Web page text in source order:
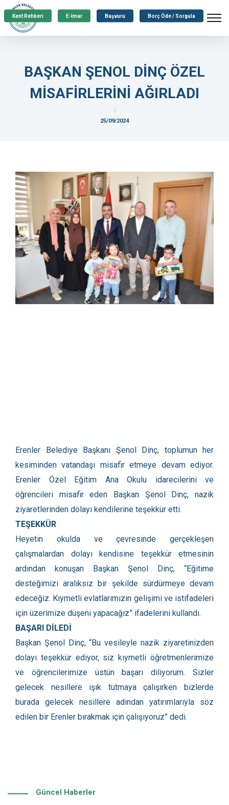
Kent Rehberi E-İmar Başvuru Borç Öde / Sorgula
BAŞKAN ŞENOL DİNÇ ÖZEL
MİSAFİRLERİNİ AĞIRLADI
25/09/2024
Erenler Belediye Başkanı Şenol Dinç, toplumun her
kesiminden vatandaşı misafir etmeye devam ediyor.
Erenler Özel Eğitim Ana Okulu idarecilerini ve
öğrencileri misafir eden Başkan Şenol Dinç, nazik
ziyaretlerinden dolayı kendilerine teşekkür etti.
TEŞEKKÜR
Heyetin okulda ve çevresinde gerçekleşen
çalışmalardan dolayı kendisine teşekkür etmesinin
ardından konuşan Başkan Şenol Dinç, “Eğitime
desteğimizi aralıksız bir şekilde sürdürmeye devam
edeceğiz. Kıymetli evlatlarımızın gelişimi ve istifadeleri
için üzerimize düşeni yapacağız” ifadelerini kullandı.
BAŞARI DİLEDİ
Başkan Şenol Dinç, “Bu vesileyle nazik ziyaretinizden
dolayı teşekkür ediyor, siz kıymetli öğretmenlerimize
ve öğrencilerimize üstün başarı diliyorum. Sizler
gelecek nesillere ışık tutmaya çalışırken bizlerde
burada gelecek nesillere adından yatırımlarıyla söz
edilen bir Erenler bırakmak için çalışıyoruz” dedi.
Güncel Haberler